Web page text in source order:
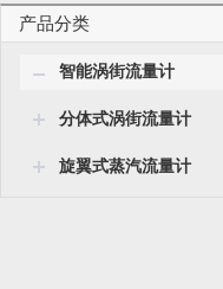
产品分类
智能涡街流量计
分体式涡街流量计
旋翼式蒸汽流量计